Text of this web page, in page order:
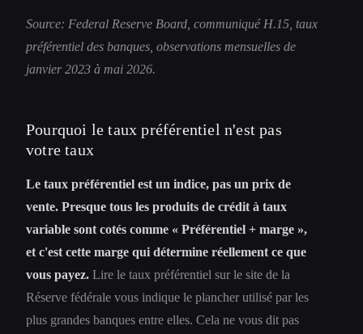
Source: Federal Reserve Board, communiqué H.15, taux
préférentiel des banques, observations mensuelles de
janvier 2023 à mai 2026.
Pourquoi le taux préférentiel n'est pas
votre taux
Le taux préférentiel est un indice, pas un prix de
vente. Presque tous les produits de crédit à taux
variable sont cotés comme « Préférentiel + marge »,
et c'est cette marge qui détermine réellement ce que
vous payez. Lire le taux préférentiel sur le site de la
Réserve fédérale vous indique le plancher utilisé par les
plus grandes banques entre elles. Cela ne vous dit pas